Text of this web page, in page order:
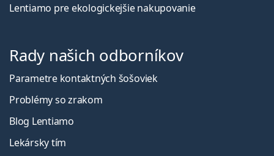
Lentiamo pre ekologickejšie nakupovanie
Rady našich odborníkov
Parametre kontaktných šošoviek
Problémy so zrakom
Blog Lentiamo
Lekársky tím